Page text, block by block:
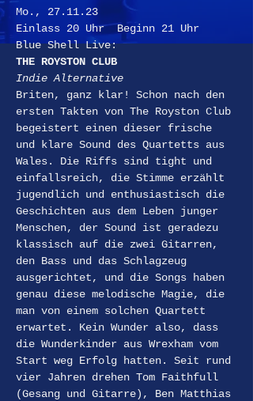
Mo., 27.11.23
Einlass 20 Uhr  Beginn 21 Uhr
Blue Shell Live:
THE ROYSTON CLUB
Indie Alternative
Briten, ganz klar! Schon nach den
ersten Takten von The Royston Club
begeistert einen dieser frische
und klare Sound des Quartetts aus
Wales. Die Riffs sind tight und
einfallsreich, die Stimme erzählt
jugendlich und enthusiastisch die
Geschichten aus dem Leben junger
Menschen, der Sound ist geradezu
klassisch auf die zwei Gitarren,
den Bass und das Schlagzeug
ausgerichtet, und die Songs haben
genau diese melodische Magie, die
man von einem solchen Quartett
erwartet. Kein Wunder also, dass
die Wunderkinder aus Wrexham vom
Start weg Erfolg hatten. Seit rund
vier Jahren drehen Tom Faithfull
(Gesang und Gitarre), Ben Matthias